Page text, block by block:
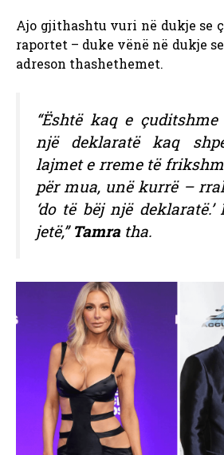
Ajo gjithashtu vuri në dukje se
raportet – duke vënë në dukje
adreson thashethemet.
“Është kaq e
një deklaratë kaq
lajmet e rreme të
për mua, unë kurrë –
‘do të bëj një
jetë,” Tamratha.